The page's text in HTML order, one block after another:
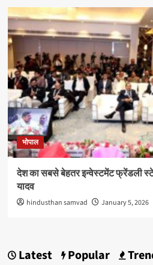
भोपाल
देश का सबसे बेहतर इन्वेस्टमेंट फ्रेंडली
यादव
hindusthan samvad January 5, 2026
Latest Popular